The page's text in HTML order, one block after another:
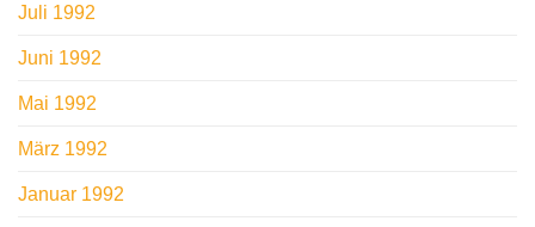
Juli 1992
Juni 1992
Mai 1992
März 1992
Januar 1992